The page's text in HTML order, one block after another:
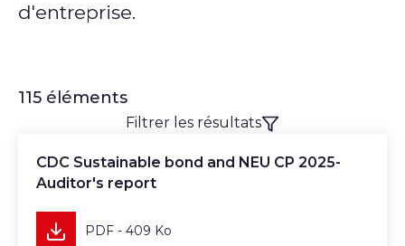
d'entreprise.
115 éléments
Filtrer les résultats
Télécharger
CDC Sustainable bond and NEU CP 2025-
Auditor's report
PDF - 409 Ko